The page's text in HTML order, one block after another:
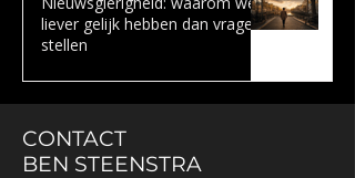
liever gelijk hebben dan vragen
stellen
CONTACT
BEN STEENSTRA